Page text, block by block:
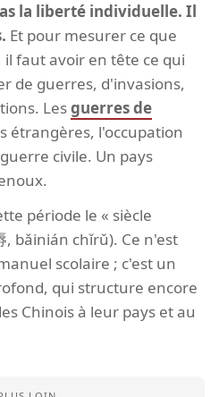
la liberté individuelle. Il
Et pour mesurer ce que
faut avoir en tête ce qui
de guerres, d'invasions,
Lesguerres de
étrangères, l'occupation
civile. Un pays
période le « siècle
, bǎinián chǐrǔ). Ce n'est
scolaire ; c'est un
qui structure encore
Chinois à leur pays et au